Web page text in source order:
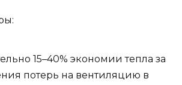
15–40% экономии тепла за
потерь на вентиляцию в